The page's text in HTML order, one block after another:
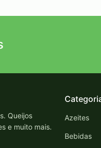
Queijos
e muito mais.
Azeites
Bebidas